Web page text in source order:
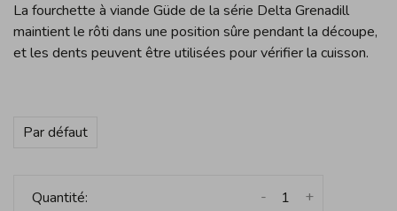
La fourchette à viande Güde de la série Delta Grenadill
maintient le rôti dans une position sûre pendant la découpe,
et les dents peuvent être utilisées pour vérifier la cuisson.
Par défaut
Quantité: +
-